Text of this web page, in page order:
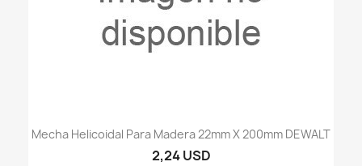
Mecha Helicoidal Para Madera 22mm X 200mm DEWALT
2,24 USD